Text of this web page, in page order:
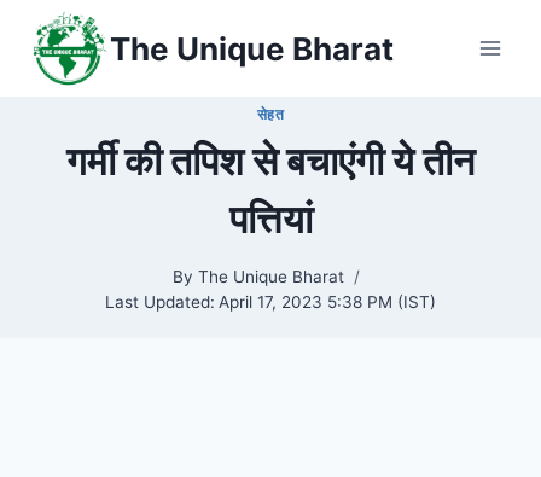
content
The Unique Bharat
सेहत
गर्मी की तपिश से बचाएंगी ये तीन
पत्तियां
By The Unique Bharat
Last Updated: April 17, 2023 5:38 PM (IST)